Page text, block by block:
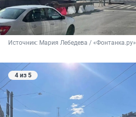
Источник: Мария Лебедева / «Фонтанка.ру»
4 из 5